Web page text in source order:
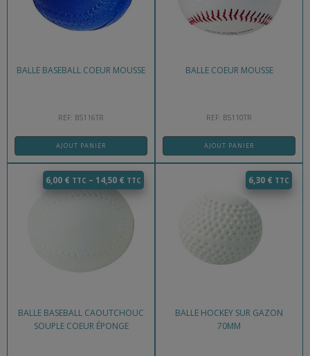
BALLE BASEBALL COEUR MOUSSE
REF: BS116TR
AJOUT PANIER
BALLE COEUR MOUSSE
REF: BS110TR
AJOUT PANIER
BALLE BASEBALL CAOUTCHOUC
SOUPLE COEUR ÉPONGE
6,00 € – 14,50 €
BALLE HOCKEY SUR GAZON
70MM
6,30 €